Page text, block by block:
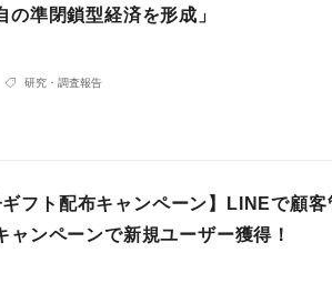
準閉鎖型経済を形成」
研究・調査報告
フト配布キャンペーン】LINEで顧客
ンペーンで新規ユーザー獲得！